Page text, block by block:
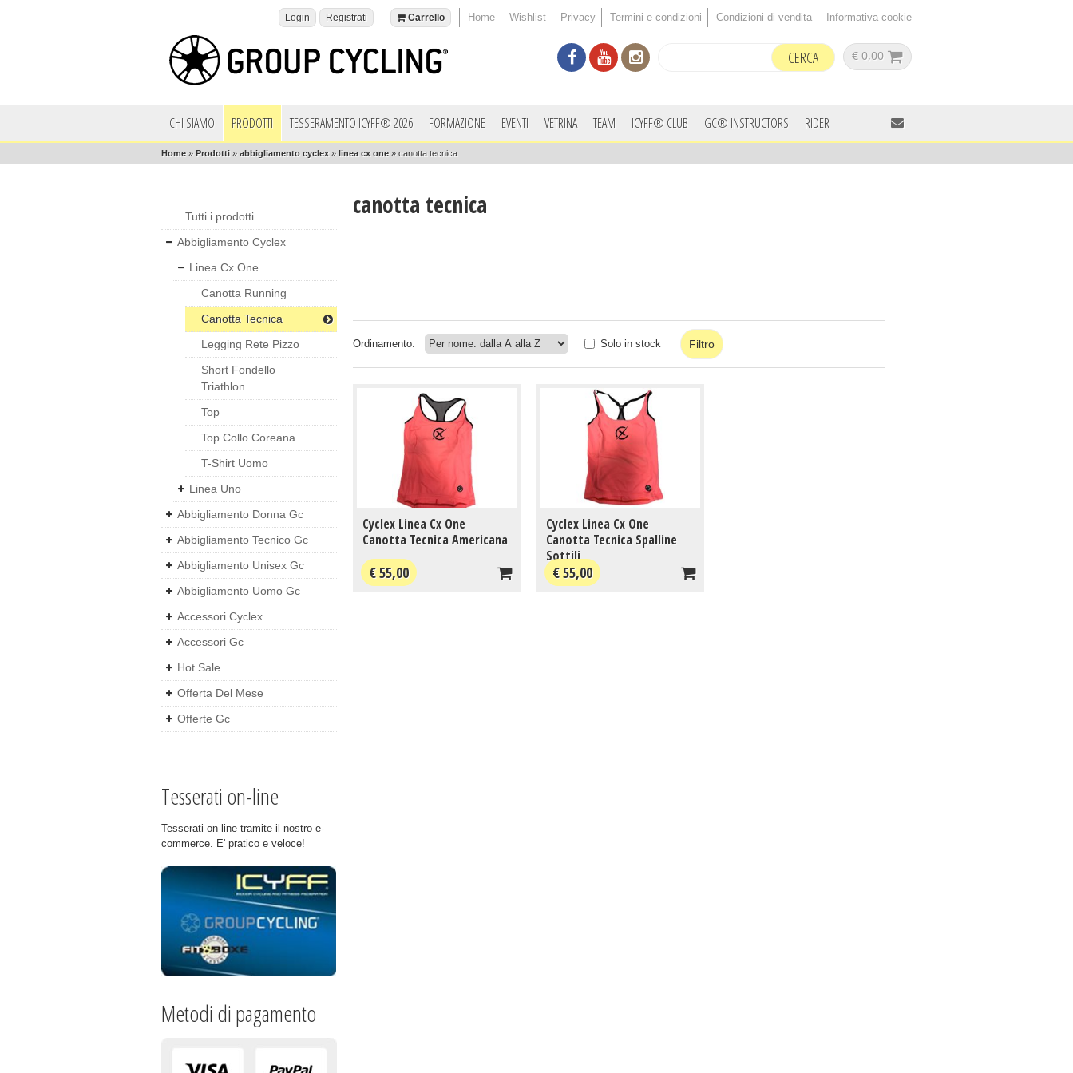
Home Wishlist Privacy Termini e condizioni Condizioni di vendita Informativa cookie
Carrello
Login Registrati
€ 0,00
CHI SIAMO PRODOTTI TESSERAMENTO ICYFF® 2026 FORMAZIONE EVENTI VETRINA TEAM ICYFF® CLUB GC® INSTRUCTORS RIDER
Home » Prodotti » abbigliamento cyclex » linea cx one » canotta tecnica
Tutti i prodotti
Abbigliamento Cyclex
Linea Cx One
Canotta Running
Canotta Tecnica
Legging Rete Pizzo
Short Fondello
Triathlon
Top
Top Collo Coreana
T-Shirt Uomo
Linea Uno
Abbigliamento Donna Gc
Abbigliamento Tecnico Gc
Abbigliamento Unisex Gc
Abbigliamento Uomo Gc
Accessori Cyclex
Accessori Gc
Hot Sale
Offerta Del Mese
Offerte Gc
Tesserati on-line
Tesserati on-line tramite il nostro e-
commerce. E' pratico e veloce!
Metodi di pagamento
canotta tecnica
Ordinamento: Solo in stock
Cyclex Linea Cx One
Canotta Tecnica Americana
€ 55,00
Cyclex Linea Cx One
Canotta Tecnica Spalline
Sottili
€ 55,00